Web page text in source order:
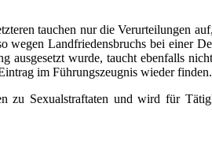
tauchen nur die Verurteilungen
Landfriedensbruchs bei einer
wurde, taucht ebenfalls
im Führungszeugnis wieder finden.
zu Sexualstraftaten und wird für